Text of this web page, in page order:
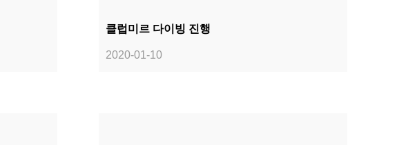
클럽미르 다이빙 진행
2020-01-10